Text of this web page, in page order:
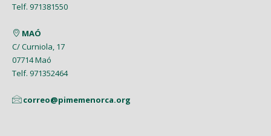
Telf. 971381550
MAÓ
C/ Curniola, 17
07714 Maó
Telf. 971352464
correo@pimemenorca.org